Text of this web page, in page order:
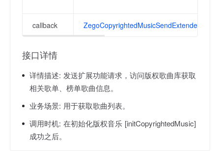
callback
接口详情
详情描述: 发送扩展功能请求，访问版权歌曲库获取
相关歌单、榜单歌曲信息。
业务场景: 用于获取歌曲列表。
调用时机: 在初始化版权音乐 [initCopyrightedMusic]
成功之后。